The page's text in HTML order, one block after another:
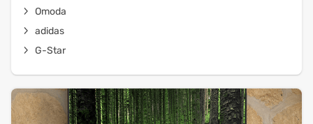
Omoda
adidas
G-Star